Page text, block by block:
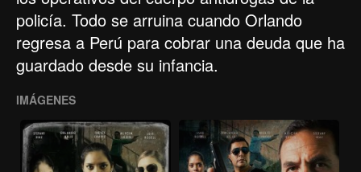
policía. Todo se arruina cuando Orlando
regresa a Perú para cobrar una deuda que ha
guardado desde su infancia.
IMÁGENES